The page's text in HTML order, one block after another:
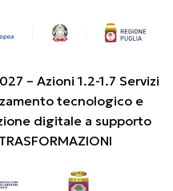
– Azioni 1.2-1.7 Servizi
tecnologico e
digitale a supporto